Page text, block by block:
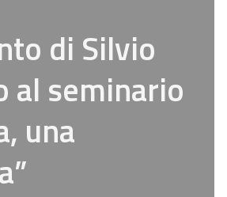
di Silvio
al seminario
una